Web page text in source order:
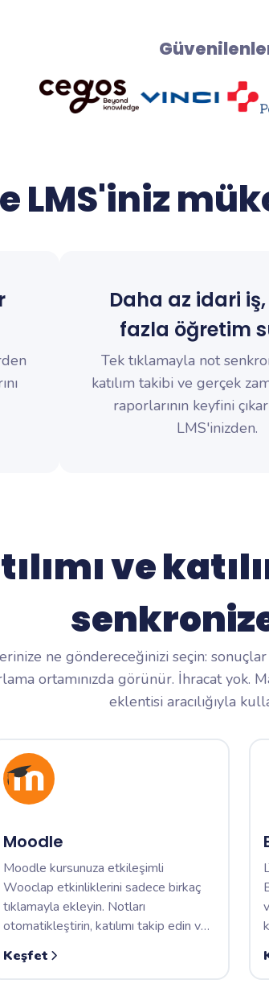
LMS'iniz
Daha az idari
fazla öğretim
Tek tıklamayla not
katılım takibi ve gerçek
raporlarının keyfini
LMS'inizden.
ve
ne göndereceğinizi seçin:
ortamınızda görünür. İhracat yok.
eklentisi aracılığıyla
Moodle
Moodle kursunuza etkileşimli
Wooclap etkinliklerini sadece birkaç
tıklamayla ekleyin. Notları
otomatikleştirin, katılımı takip edin ve
getirin.
Keşfet